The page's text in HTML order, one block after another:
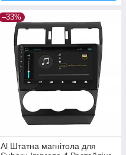
–33%
Al Штатна магнітола для